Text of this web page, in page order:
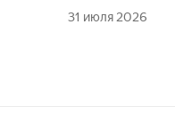
31 июля 2026